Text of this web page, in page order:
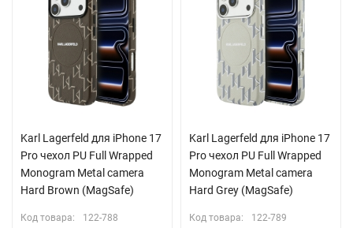
Karl Lagerfeld для iPhone 17
Pro чехол PU Full Wrapped
Monogram Metal camera
Hard Brown (MagSafe)
Код товара: 122-788
Karl Lagerfeld для iPhone 17
Pro чехол PU Full Wrapped
Monogram Metal camera
Hard Grey (MagSafe)
Код товара: 122-789